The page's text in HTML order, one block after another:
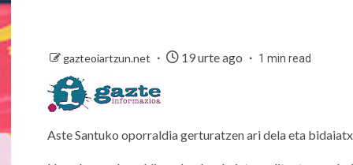
gazteoiartzun.net 19 urte ago 1 min read
Aste Santuko oporraldia gerturatzen ari dela eta